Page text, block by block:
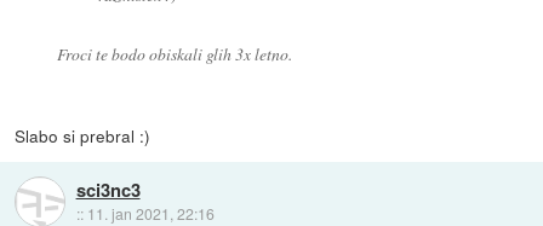
Froci te bodo obiskali glih 3x letno.
Slabo si prebral :)
sci3nc3
:: 11. jan 2021, 22:16